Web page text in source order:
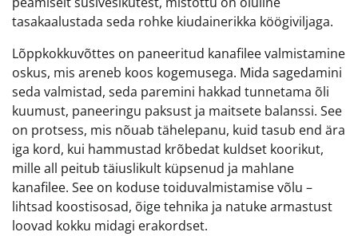
tasakaalustada seda rohke kiudainerikka köögiviljaga.
Lõppkokkuvõttes on paneeritud kanafilee valmistamine
oskus, mis areneb koos kogemusega. Mida sagedamini
seda valmistad, seda paremini hakkad tunnetama õli
kuumust, paneeringu paksust ja maitsete balanssi. See
on protsess, mis nõuab tähelepanu, kuid tasub end ära
iga kord, kui hammustad krõbedat kuldset koorikut,
mille all peitub täiuslikult küpsenud ja mahlane
kanafilee. See on koduse toiduvalmistamise võlu –
lihtsad koostisosad, õige tehnika ja natuke armastust
loovad kokku midagi erakordset.